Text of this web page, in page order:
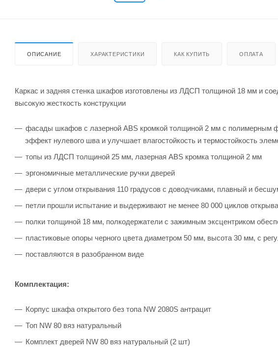
ОПИСАНИЕ ХАРАКТЕРИСТИКИ КАК КУПИТЬ ОПЛАТА
Каркас и задняя стенка шкафов изготовлены из ЛДСП толщиной 18 мм и
высокую жесткость конструкции
фасады шкафов с лазерной ABS кромкой толщиной 2 мм с полимерным
эффект нулевого шва и улучшает влагостойкость и термостойкость
топы из ЛДСП толщиной 25 мм, лазерная ABS кромка толщиной 2 мм
эргономичные металлические ручки дверей
двери с углом открывания 110 градусов с доводчиками, плавный и
петли прошли испытание и выдерживают не менее 80 000 циклов
полки толщиной 18 мм, полкодержатели с зажимным эксцентриком
пластиковые опоры черного цвета диаметром 50 мм, высота 30 мм, с
поставляются в разобранном виде
Комплектация:
Корпус шкафа открытого без топа NW 2080S антрацит
Топ NW 80 вяз натуральный
Комплект дверей NW 80 вяз натуральный (2 шт)